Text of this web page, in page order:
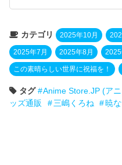
カテゴリ 2025年10月
2025年7月 2025年8月
この素晴らしい世界に祝福を！
タグ Anime Store.JP (ア
ッズ通販
三嶋くろね 暁